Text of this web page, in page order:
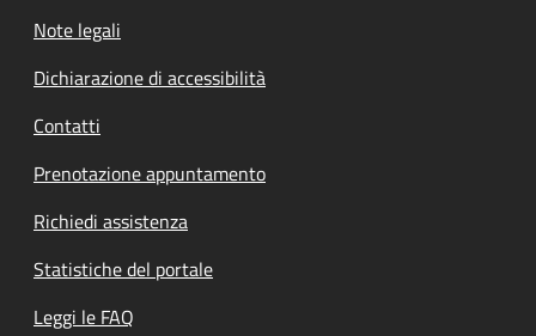
Note legali
Dichiarazione di accessibilità
Contatti
Prenotazione appuntamento
Richiedi assistenza
Statistiche del portale
Leggi le FAQ